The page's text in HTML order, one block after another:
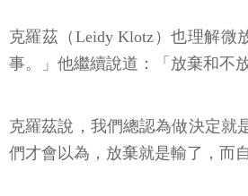
克羅茲（Leidy Klotz）也理解
事。」他繼續說道：「放棄和不
克羅茲說，我們總認為做決定就
們才會以為，放棄就是輸了，而